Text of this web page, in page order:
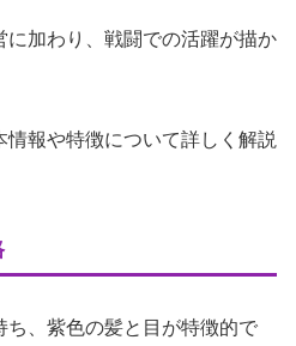
加わり、戦闘での活躍が描か
情報や特徴について詳しく解説
ち、紫色の髪と目が特徴的で